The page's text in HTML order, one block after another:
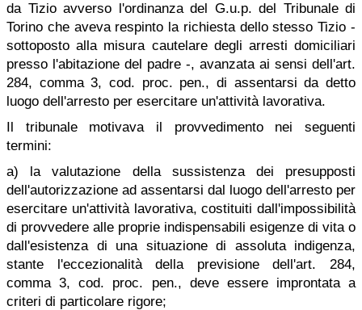
da Tizio avverso l'ordinanza del G.u.p. del Tribunale di
Torino che aveva respinto la richiesta dello stesso Tizio -
sottoposto alla misura cautelare degli arresti domiciliari
presso l'abitazione del padre -, avanzata ai sensi dell'art.
284, comma 3, cod. proc. pen., di assentarsi da detto
luogo dell'arresto per esercitare un'attività lavorativa.
Il tribunale motivava il provvedimento nei seguenti
termini:
a) la valutazione della sussistenza dei presupposti
dell'autorizzazione ad assentarsi dal luogo dell'arresto per
esercitare un'attività lavorativa, costituiti dall'impossibilità
di provvedere alle proprie indispensabili esigenze di vita o
dall'esistenza di una situazione di assoluta indigenza,
stante l'eccezionalità della previsione dell'art. 284,
comma 3, cod. proc. pen., deve essere improntata a
criteri di particolare rigore;